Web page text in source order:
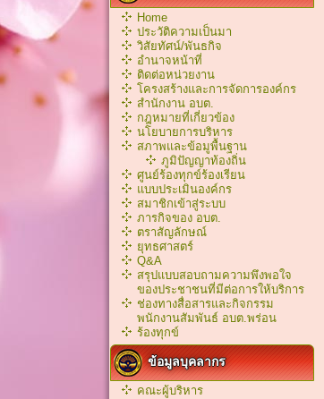
Home
ประวัติความเป็นมา
วิสัยทัศน์/พันธกิจ
อำนาจหน้าที่
ติดต่อหน่วยงาน
โครงสร้างและการจัดการองค์กร
สำนักงาน อบต.
กฎหมายที่เกี่ยวข้อง
นโยบายการบริหาร
สภาพและข้อมูพื้นฐาน
ภูมิปัญญาท้องถิ่น
ศูนย์ร้องทุกข์ร้องเรียน
แบบประเมินองค์กร
สมาชิกเข้าสู่ระบบ
ภารกิจของ อบต.
ตราสัญลักษณ์
ยุทธศาสตร์
Q&A
สรุปแบบสอบถามความพึงพอใจ
ของประชาชนที่มีต่อการให้บริการ
ช่องทางสื่อสารและกิจกรรม
พนักงานสัมพันธ์ อบต.พร่อน
ร้องทุกข์
ข้อมูลบุคลากร
คณะผู้บริหาร